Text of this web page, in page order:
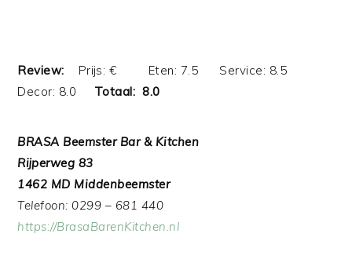
Review:
Prijs: € Eten: 7.5 Service: 8.5
Decor: 8.0 Totaal: 8.0
BRASA Beemster Bar & Kitchen
Rijperweg 83
1462 MD Middenbeemster
Telefoon: 0299 – 681 440
https://BrasaBarenKitchen.nl